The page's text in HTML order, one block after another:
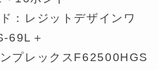
：レジットデザインワ
69L＋
プレックスF62500HGS